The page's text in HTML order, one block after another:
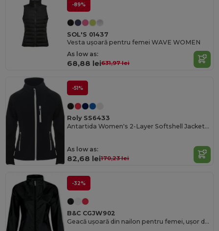
-89%
SOL'S 01437
Vesta ușoară pentru femei WAVE WOMEN
As low as:
68,88 lei631,97 lei
-51%
Roly SS6433
Antartida Women's 2-Layer Softshell Jacket with Sealed Zip
As low as:
82,68 lei170,23 lei
-32%
B&C CGJW902
Geacă ușoară din nailon pentru femei, ușor de împachetat